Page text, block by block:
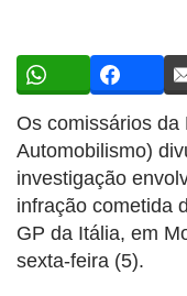
Os comissários da
Automobilismo)
investigação
infração cometida
GP da Itália, em
sexta-feira (5).